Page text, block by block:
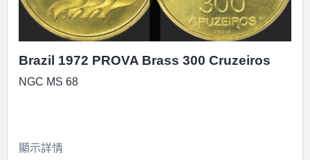
Brazil 1972 PROVA Brass 300 Cruzeiros
NGC MS 68
顯示詳情